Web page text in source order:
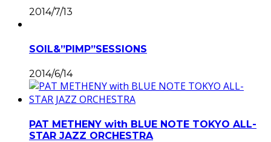
2014/7/13
SOIL&”PIMP”SESSIONS
2014/6/14
PAT METHENY with BLUE NOTE TOKYO ALL-
STAR JAZZ ORCHESTRA